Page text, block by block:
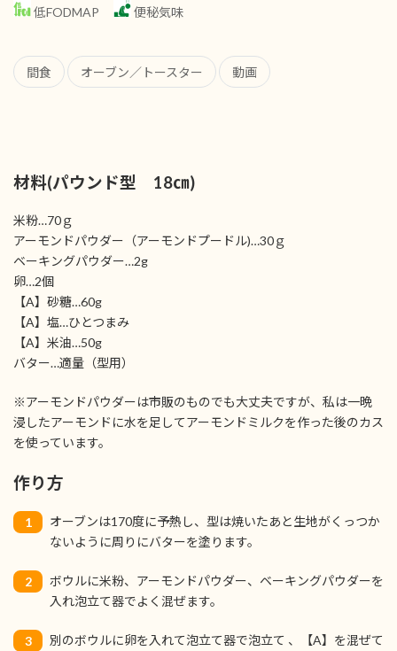
低FODMAP 便秘気味
間食 オーブン／トースター 動画
材料(パウンド型 18㎝)
米粉…70ｇ
アーモンドパウダー（アーモンドプードル)…30ｇ
ベーキングパウダー…2g
卵…2個
【A】砂糖…60g
【A】塩…ひとつまみ
【A】米油…50g
バター…適量（型用）
※アーモンドパウダーは市販のものでも大丈夫ですが、私は一晩
浸したアーモンドに水を足してアーモンドミルクを作った後のカス
を使っています。
作り方
1
オーブンは170度に予熱し、型は焼いたあと生地がくっつか
ないように周りにバターを塗ります。
2
ボウルに米粉、アーモンドパウダー、ベーキングパウダーを
入れ泡立て器でよく混ぜます。
3
別のボウルに卵を入れて泡立て器で泡立て 、【A】を混ぜて